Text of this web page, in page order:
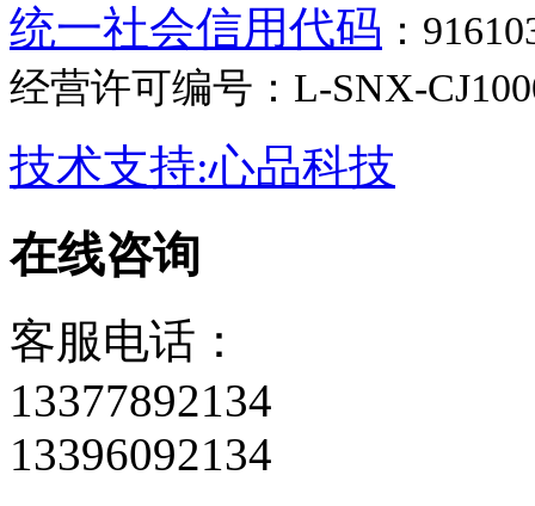
统一社会信用代码 ：
经营许可编号：L-SNX-
技术支持:心品科技
在线咨询
客服电话：
13377892134
13396092134